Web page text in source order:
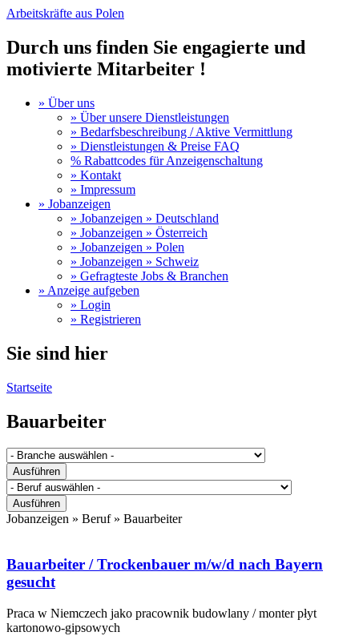
Arbeitskräfte aus Polen
Durch uns finden Sie engagierte und
motivierte Mitarbeiter !
» Über uns
» Über unsere Dienstleistungen
» Bedarfsbeschreibung / Aktive Vermittlung
» Dienstleistungen & Preise FAQ
% Rabattcodes für Anzeigenschaltung
» Kontakt
» Impressum
» Jobanzeigen
» Jobanzeigen » Deutschland
» Jobanzeigen » Österreich
» Jobanzeigen » Polen
» Jobanzeigen » Schweiz
» Gefragteste Jobs & Branchen
» Anzeige aufgeben
» Login
» Registrieren
Sie sind hier
Startseite
Bauarbeiter
Jobanzeigen » Beruf » Bauarbeiter
Bauarbeiter / Trockenbauer m/w/d nach Bayern
gesucht
Praca w Niemczech jako pracownik budowlany / monter płyt
kartonowo-gipsowych